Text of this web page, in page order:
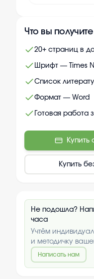
Что вы получите
20+ страниц в
Шрифт — Times
Список
Формат — Word
Готовая работа
Купить
Купить
Не подошла?
часа
Учтём
и методичку
Написать нам